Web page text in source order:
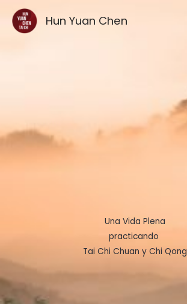
contenido
Hun Yuan Chen
Una Vida Plena
practicando
Tai Chi Chuan y Chi Qong